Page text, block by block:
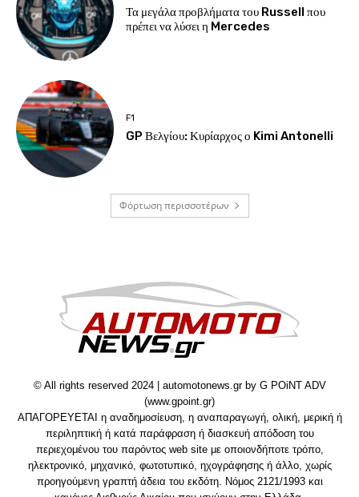
Τα μεγάλα προβλήματα του Russell που
πρέπει να λύσει η Mercedes
F1
GP Βελγίου: Κυρίαρχος ο Kimi Antonelli
Φόρτωση περισσοτέρων
© All rights reserved 2024 | automotonews.gr by G POiNT ADV
(www.gpoint.gr)
ΑΠΑΓΟΡΕΥΕΤΑΙ η αναδημοσίευση, η αναπαραγωγή, ολική, μερική ή
περιληπτική ή κατά παράφραση ή διασκευή απόδοση του
περιεχομένου του παρόντος web site με οποιονδήποτε τρόπο,
ηλεκτρονικό, μηχανικό, φωτοτυπικό, ηχογράφησης ή άλλο, χωρίς
προηγούμενη γραπτή άδεια του εκδότη. Νόμος 2121/1993 και